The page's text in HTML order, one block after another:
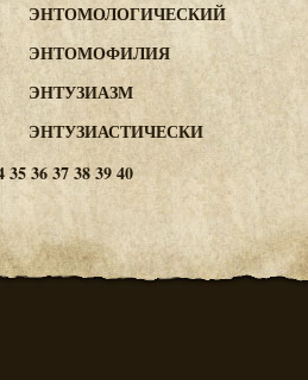
ЭНТОМОЛОГИЧЕСКИЙ
ЭНТОМОФИЛИЯ
ЭНТУЗИАЗМ
ЭНТУЗИАСТИЧЕСКИ
353637383940